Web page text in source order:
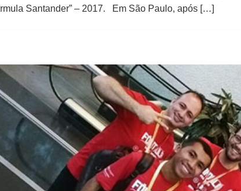
Santander” – 2017. Em São Paulo, após […]